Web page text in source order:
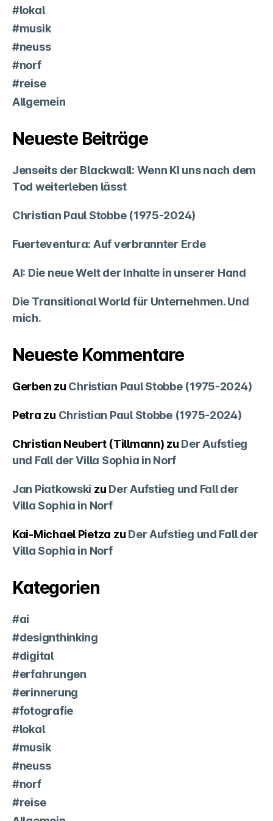
#lokal
#musik
#neuss
#norf
#reise
Allgemein
Neueste Beiträge
Jenseits der Blackwall: Wenn KI uns nach dem
Tod weiterleben lässt
Christian Paul Stobbe (1975-2024)
Fuerteventura: Auf verbrannter Erde
AI: Die neue Welt der Inhalte in unserer Hand
Die Transitional World für Unternehmen. Und
mich.
Neueste Kommentare
Gerben zu Christian Paul Stobbe (1975-2024)
Petra zu Christian Paul Stobbe (1975-2024)
Christian Neubert (Tillmann) zu Der Aufstieg
und Fall der Villa Sophia in Norf
Jan Piatkowski zu Der Aufstieg und Fall der
Villa Sophia in Norf
Kai-Michael Pietza zu Der Aufstieg und Fall der
Villa Sophia in Norf
Kategorien
#ai
#designthinking
#digital
#erfahrungen
#erinnerung
#fotografie
#lokal
#musik
#neuss
#norf
#reise